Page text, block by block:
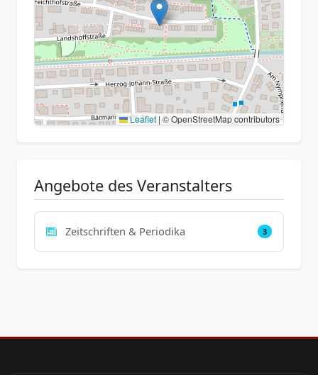
Leaflet | © OpenStreetMap contributors
Angebote des Veranstalters
Zeitschriften & Periodika 3